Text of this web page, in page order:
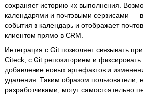
сохраняет историю их выполнения.
календарями и почтовыми сервисами —
события в календарь и отображает
клиентом прямо в CRM.
Интеграция с Git позволяет связывать
Citeck, с Git репозиторием и
добавление новых артефактов и
удаления. Таким образом пользователи,
разработчиками, могут самостоятельно